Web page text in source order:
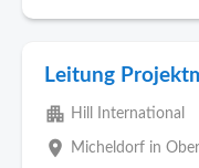
Leitung
apartment Hill International
place Micheldorf in